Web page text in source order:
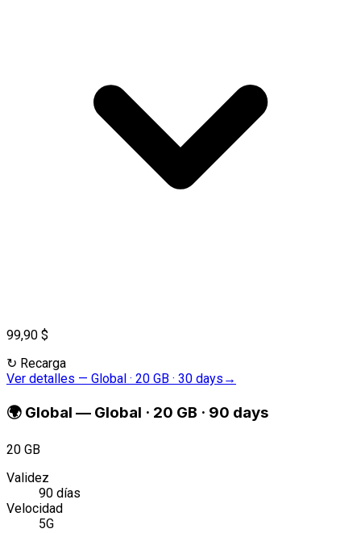
99,90 $
↻ Recarga
Ver detalles — Global · 20 GB · 30 days →
🌍 Global — Global · 20 GB · 90 days
20 GB
Validez
90 días
Velocidad
5G